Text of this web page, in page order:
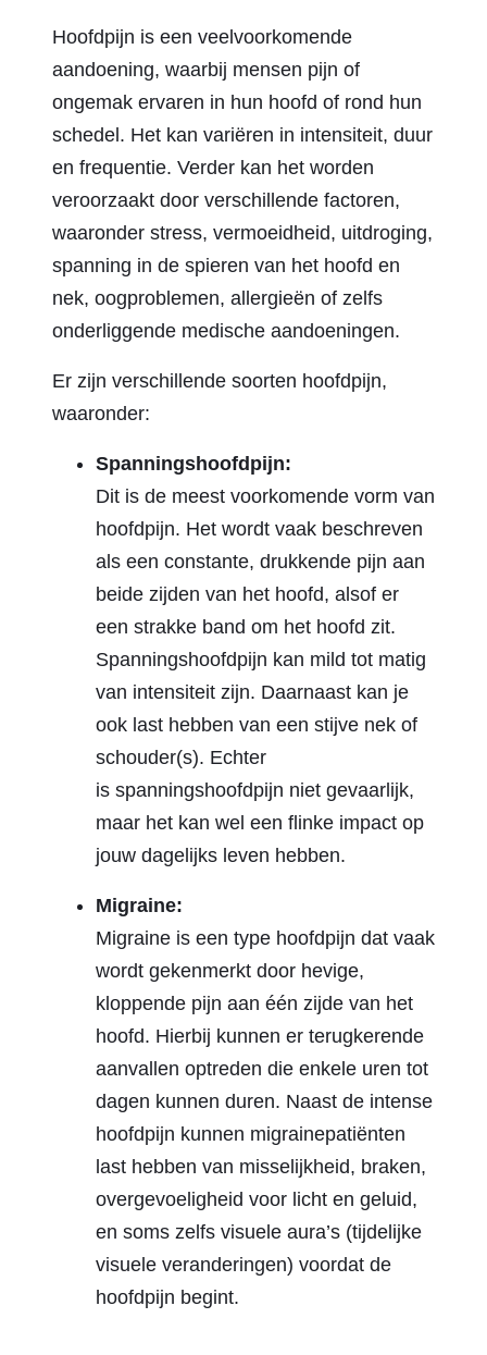
Hoofdpijn is een veelvoorkomende
aandoening, waarbij mensen pijn of
ongemak ervaren in hun hoofd of rond hun
schedel. Het kan variëren in intensiteit, duur
en frequentie. Verder kan het worden
veroorzaakt door verschillende factoren,
waaronder stress, vermoeidheid, uitdroging,
spanning in de spieren van het hoofd en
nek, oogproblemen, allergieën of zelfs
onderliggende medische aandoeningen.
Er zijn verschillende soorten hoofdpijn,
waaronder:
Spanningshoofdpijn:
Dit is de meest voorkomende vorm van
hoofdpijn. Het wordt vaak beschreven
als een constante, drukkende pijn aan
beide zijden van het hoofd, alsof er
een strakke band om het hoofd zit.
Spanningshoofdpijn kan mild tot matig
van intensiteit zijn. Daarnaast kan je
ook last hebben van een stijve nek of
schouder(s). Echter
is spanningshoofdpijn niet gevaarlijk,
maar het kan wel een flinke impact op
jouw dagelijks leven hebben.
Migraine:
Migraine is een type hoofdpijn dat vaak
wordt gekenmerkt door hevige,
kloppende pijn aan één zijde van het
hoofd. Hierbij kunnen er terugkerende
aanvallen optreden die enkele uren tot
dagen kunnen duren. Naast de intense
hoofdpijn kunnen migrainepatiënten
last hebben van misselijkheid, braken,
overgevoeligheid voor licht en geluid,
en soms zelfs visuele aura’s (tijdelijke
visuele veranderingen) voordat de
hoofdpijn begint.